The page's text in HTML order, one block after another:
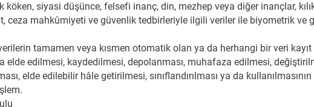
siyasi düşünce, felsefi inanç, din, mezhep veya diğer inançlar,
ceza mahkûmiyeti ve güvenlik tedbirleriyle ilgili veriler ile biyometrik ve
tamamen veya kısmen otomatik olan ya da herhangi bir veri
elde edilmesi, kaydedilmesi, depolanması, muhafaza edilmesi,
elde edilebilir hâle getirilmesi, sınıflandırılması ya da